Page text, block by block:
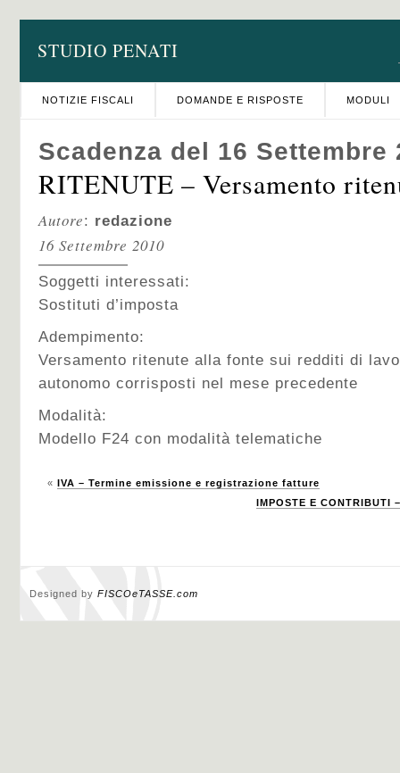
STUDIO PENATI
NOTIZIE FISCALI DOMANDE E RISPOSTE MODULI
Scadenza del 16 Settembre
RITENUTE – Versamento
Autore: redazione
16 Settembre 2010
Soggetti interessati:
Sostituti d’imposta
Adempimento:
Versamento ritenute alla fonte sui redditi di
autonomo corrisposti nel mese precedente
Modalità:
Modello F24 con modalità telematiche
« IVA – Termine emissione e registrazione fatture
IMPOSTE E
Designed by FISCOeTASSE.com